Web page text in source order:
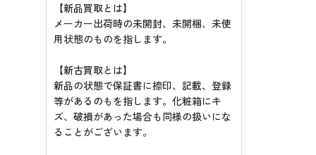
【新品買取とは】
メーカー出荷時の未開封、未開梱、未使
用状態のものを指します。
【新古買取とは】
新品の状態で保証書に捺印、記載、登録
等があるのもを指します。化粧箱にキ
ズ、破損があった場合も同様の扱いにな
ることがございます。